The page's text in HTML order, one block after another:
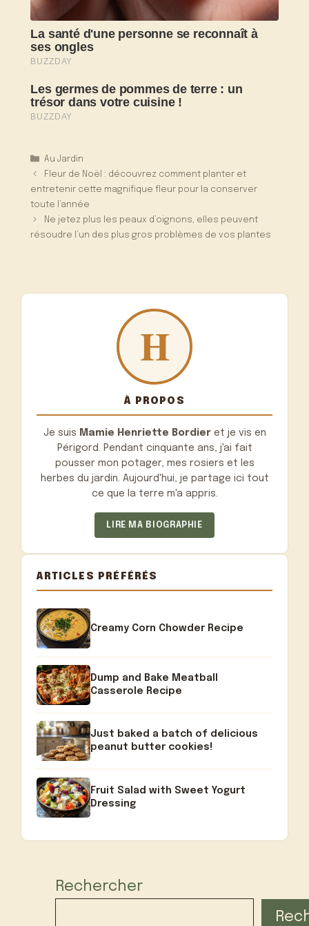
Catégories
Au Jardin
Fleur de Noël : découvrez comment planter et
entretenir cette magnifique fleur pour la conserver
toute l’année
Ne jetez plus les peaux d’oignons, elles peuvent
résoudre l’un des plus gros problèmes de vos plantes
À PROPOS
Je suis Mamie Henriette Bordieret je vis en
Périgord. Pendant cinquante ans, j'ai fait
pousser mon potager, mes rosiers et les
herbes du jardin. Aujourd'hui, je partage ici tout
ce que la terre m'a appris.
LIRE MA BIOGRAPHIE
ARTICLES PRÉFÉRÉS
Creamy Corn Chowder Recipe
Dump and Bake Meatball
Casserole Recipe
Just baked a batch of delicious
peanut butter cookies!
Fruit Salad with Sweet Yogurt
Dressing
Rechercher